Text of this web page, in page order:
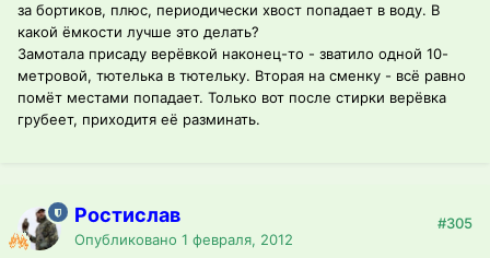
за бортиков, плюс, периодически хвост попадает в воду. В
какой ёмкости лучше это делать?
Замотала присаду верёвкой наконец-то - зватило одной 10-
метровой, тютелька в тютельку. Вторая на сменку - всё равно
помёт местами попадает. Только вот после стирки верёвка
грубеет, приходитя её разминать.
Ростислав
Опубликовано 1 февраля, 2012
#305